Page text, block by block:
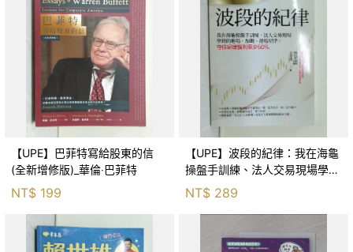
【UPE】巴菲特寫給股東的信
(全新增修版)_華倫‧巴菲特
NT$ 199
【UPE】波段的紀律：我在海龜
操盤手訓練、法人交易現場學到
的進場、加碼、退場紀律，守住
紀律獲利至少50％_雷老闆
NT$ 289